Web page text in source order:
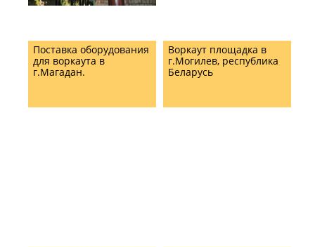
Поставка оборудования
для воркаута в
г.Магадан.
Воркаут площадка в
г.Могилев, республика
Беларусь